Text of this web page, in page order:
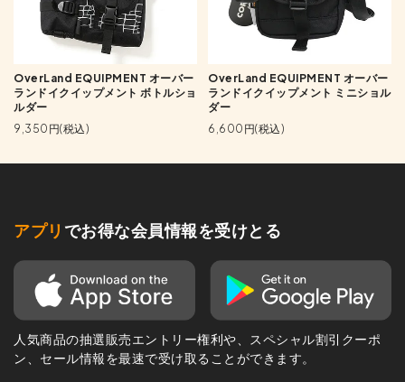
OverLand EQUIPMENT オーバー
ランドイクイップメント ボトルショ
ルダー
9,350円(税込)
OverLand EQUIPMENT オーバー
ランドイクイップメント ミニショル
ダー
6,600円(税込)
アプリ でお得な会員情報を受けとる
人気商品の抽選販売エントリー権利や、スペシャル割引クーポ
ン、セール情報を最速で受け取ることができます。